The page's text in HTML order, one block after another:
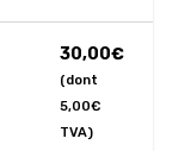
30,00€
(dont
5,00€
TVA)